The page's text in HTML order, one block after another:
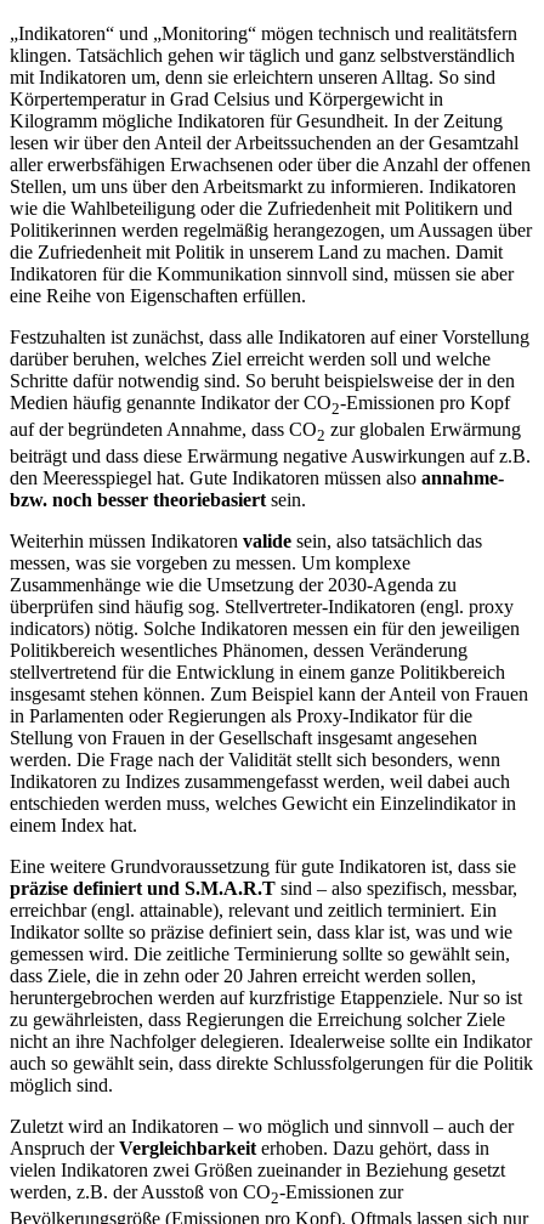
„Indikatoren“ und „Monitoring“ mögen technisch und realitätsfern
klingen. Tatsächlich gehen wir täglich und ganz selbstverständlich
mit Indikatoren um, denn sie erleichtern unseren Alltag. So sind
Körpertemperatur in Grad Celsius und Körpergewicht in
Kilogramm mögliche Indikatoren für Gesundheit. In der Zeitung
lesen wir über den Anteil der Arbeitssuchenden an der Gesamtzahl
aller erwerbsfähigen Erwachsenen oder über die Anzahl der offenen
Stellen, um uns über den Arbeitsmarkt zu informieren. Indikatoren
wie die Wahlbeteiligung oder die Zufriedenheit mit Politikern und
Politikerinnen werden regelmäßig herangezogen, um Aussagen über
die Zufriedenheit mit Politik in unserem Land zu machen. Damit
Indikatoren für die Kommunikation sinnvoll sind, müssen sie aber
eine Reihe von Eigenschaften erfüllen.
Festzuhalten ist zunächst, dass alle Indikatoren auf einer Vorstellung
darüber beruhen, welches Ziel erreicht werden soll und welche
Schritte dafür notwendig sind. So beruht beispielsweise der in den
Medien häufig genannte Indikator der CO2-Emissionen pro Kopf
auf der begründeten Annahme, dass CO2 zur globalen Erwärmung
beiträgt und dass diese Erwärmung negative Auswirkungen auf z.B.
den Meeresspiegel hat. Gute Indikatoren müssen also annahme-
bzw. noch besser theoriebasiert sein.
Weiterhin müssen Indikatoren valide sein, also tatsächlich das
messen, was sie vorgeben zu messen. Um komplexe
Zusammenhänge wie die Umsetzung der 2030-Agenda zu
überprüfen sind häufig sog. Stellvertreter-Indikatoren (engl. proxy
indicators) nötig. Solche Indikatoren messen ein für den jeweiligen
Politikbereich wesentliches Phänomen, dessen Veränderung
stellvertretend für die Entwicklung in einem ganze Politikbereich
insgesamt stehen können. Zum Beispiel kann der Anteil von Frauen
in Parlamenten oder Regierungen als Proxy-Indikator für die
Stellung von Frauen in der Gesellschaft insgesamt angesehen
werden. Die Frage nach der Validität stellt sich besonders, wenn
Indikatoren zu Indizes zusammengefasst werden, weil dabei auch
entschieden werden muss, welches Gewicht ein Einzelindikator in
einem Index hat.
Eine weitere Grundvoraussetzung für gute Indikatoren ist, dass sie
präzise definiert und S.M.A.R.T sind – also spezifisch, messbar,
erreichbar (engl. attainable), relevant und zeitlich terminiert. Ein
Indikator sollte so präzise definiert sein, dass klar ist, was und wie
gemessen wird. Die zeitliche Terminierung sollte so gewählt sein,
dass Ziele, die in zehn oder 20 Jahren erreicht werden sollen,
heruntergebrochen werden auf kurzfristige Etappenziele. Nur so ist
zu gewährleisten, dass Regierungen die Erreichung solcher Ziele
nicht an ihre Nachfolger delegieren. Idealerweise sollte ein Indikator
auch so gewählt sein, dass direkte Schlussfolgerungen für die Politik
möglich sind.
Zuletzt wird an Indikatoren – wo möglich und sinnvoll – auch der
Anspruch derVergleichbarkeit erhoben. Dazu gehört, dass in
vielen Indikatoren zwei Größen zueinander in Beziehung gesetzt
werden, z.B. der Ausstoß von CO2-Emissionen zur
Bevölkerungsgröße (Emissionen pro Kopf). Oftmals lassen sich nur